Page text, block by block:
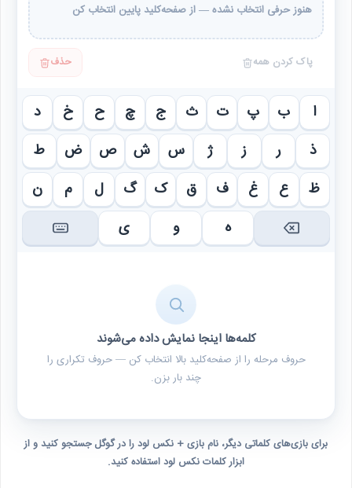
هنوز حرفی انتخاب نشده — از صفحه‌کلید پایین انتخاب کن
پاک کردن همه حذف
ا ب پ ت ث ج چ ح خ
د
ذ
ر ز ژ س ش ص ض
ط
ظ
ع غ ف ق ک گ ل م
ن
ه
و ی
کلمه‌ها اینجا نمایش داده می‌شوند
حروف مرحله را از صفحه‌کلید بالا انتخاب کن — حروف تکراری را
چند بار بزن.
برای بازی‌های کلماتی دیگر، نام بازی + نکس لود را در گوگل جستجو کنید و از
ابزار کلمات نکس لود استفاده کنید.